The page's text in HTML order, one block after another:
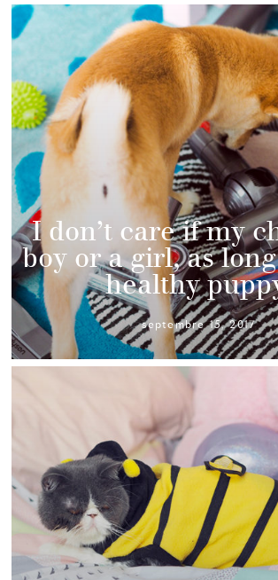
I don’t care if my
boy or a girl, as long
healthy
septembre 15, 2017